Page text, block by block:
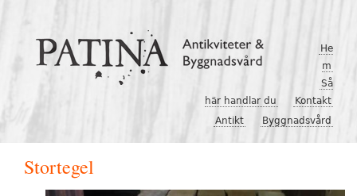
He
m
Så
här handlar du
Kontakt
Antikt
Byggnadsvård
Stortegel